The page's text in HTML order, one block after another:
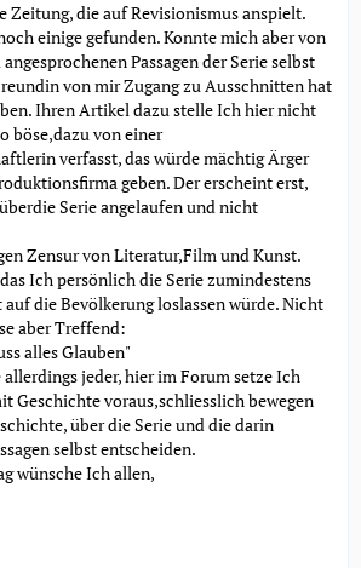
Zeitung, die auf Revisionismus anspielt.
einige gefunden. Konnte mich aber von
Passagen der Serie selbst
von mir Zugang zu Ausschnitten hat
Ihren Artikel dazu stelle Ich hier nicht
böse,dazu von einer
verfasst, das würde mächtig Ärger
geben. Der erscheint erst,
Serie angelaufen und nicht
Zensur von Literatur,Film und Kunst.
Ich persönlich die Serie zumindestens
die Bevölkerung loslassen würde. Nicht
aber Treffend:
alles Glauben"
jeder, hier im Forum setze Ich
Geschichte voraus,schliesslich bewegen
über die Serie und die darin
selbst entscheiden.
wünsche Ich allen,